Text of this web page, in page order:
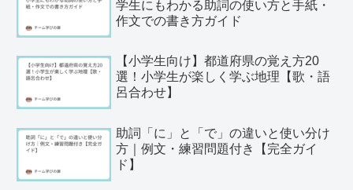
学生にもわかる助詞の使い方と手紙・
作文での書き方ガイド
【小学生向け】都道府県の覚え方20
選！小学生が楽しく学ぶ地理【歌・語
呂合わせ】
助詞「に」と「で」の違いと使い分け
方｜例文・練習問題付き【完全ガイ
ド】